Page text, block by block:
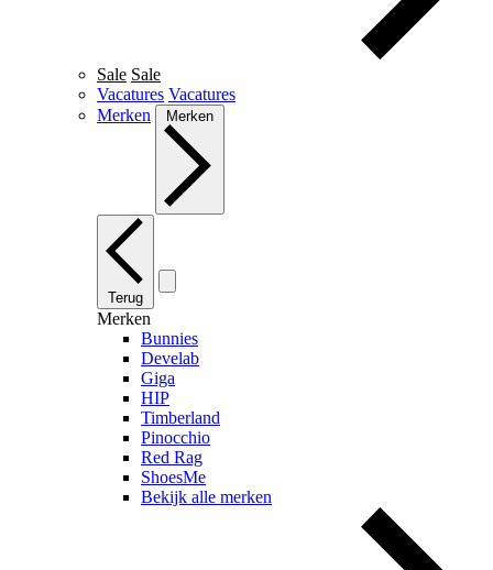
Sale Sale
Vacatures Vacatures
Merken
Merken
Terug
Merken
Bunnies
Develab
Giga
HIP
Timberland
Pinocchio
Red Rag
ShoesMe
Bekijk alle merken